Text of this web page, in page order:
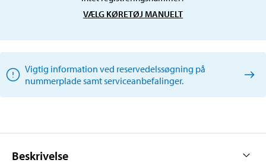
VÆLG KØRETØJ MANUELT
Vigtig information ved reservedelssøgning på
nummerplade samt serviceanbefalinger.
Beskrivelse